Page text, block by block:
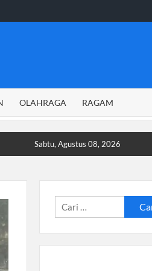
OLAHRAGA RAGAM
Sabtu, Agustus 08, 2026
Cari
untuk: